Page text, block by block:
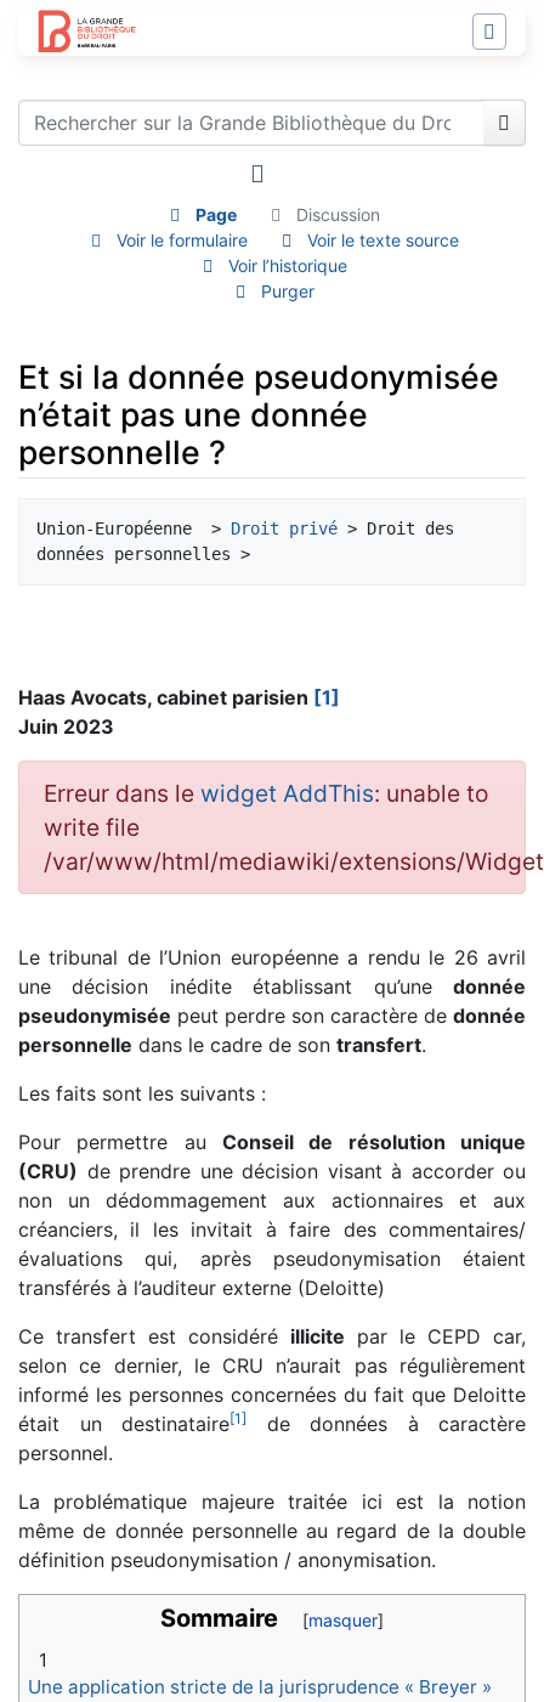
Page
Discussion
Voir le formulaire
Voir le texte source
Voir l’historique
Purger
Et si la donnée pseudonymisée
n’était pas une donnée
personnelle ?
Union-Européenne  > Droit privé > Droit des
Haas Avocats, cabinet parisien [1]
Juin 2023
Erreur dans le widget AddThis: unable to
write file
/var/www/html/mediawiki/extensions/
Le tribunal de l’Union européenne a rendu le 26 avril
une décision inédite établissant qu’une donnée
pseudonymisée peut perdre son caractère de donnée
personnelle dans le cadre de son transfert.
Les faits sont les suivants :
Pour permettre au Conseil de résolution unique
(CRU) de prendre une décision visant à accorder ou
non un dédommagement aux actionnaires et aux
créanciers, il les invitait à faire des commentaires/
évaluations qui, après pseudonymisation étaient
transférés à l’auditeur externe (Deloitte)
Ce transfert est considéré illicite par le CEPD car,
selon ce dernier, le CRU n’aurait pas régulièrement
informé les personnes concernées du fait que Deloitte
était un destinataire[1]
de données à caractère
personnel.
La problématique majeure traitée ici est la notion
même de donnée personnelle au regard de la double
définition pseudonymisation / anonymisation.
Sommaire
1
Une application stricte de la jurisprudence « Breyer »